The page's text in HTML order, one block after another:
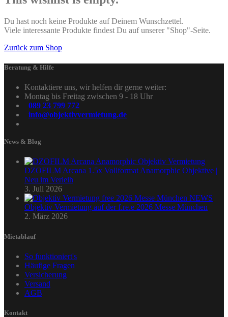
Du hast noch keine Produkte auf Deinem Wunschzettel.
Viele interessante Produkte findest Du auf unserer "Shop"-Seite.
Zurück zum Shop
Beratung & Hilfe
Kontaktiere uns, wir helfen dir gerne weiter:
Montag bis Freitag zwischen 9 - 18 Uhr
089 23 799 772
info@objektivvermietung.de
News & Blog
DZOFILM Arcana 1.5x Vollformat Anamorphic Objektive |
Neu im Verleih
3. Juli 2026
Objektiv Vermietung auf der f.re.e 2026 Messe München
2. März 2026
Mietablauf
So funktioniert's
Häufige Fragen
Versicherung
Versand
AGB
Kontakt